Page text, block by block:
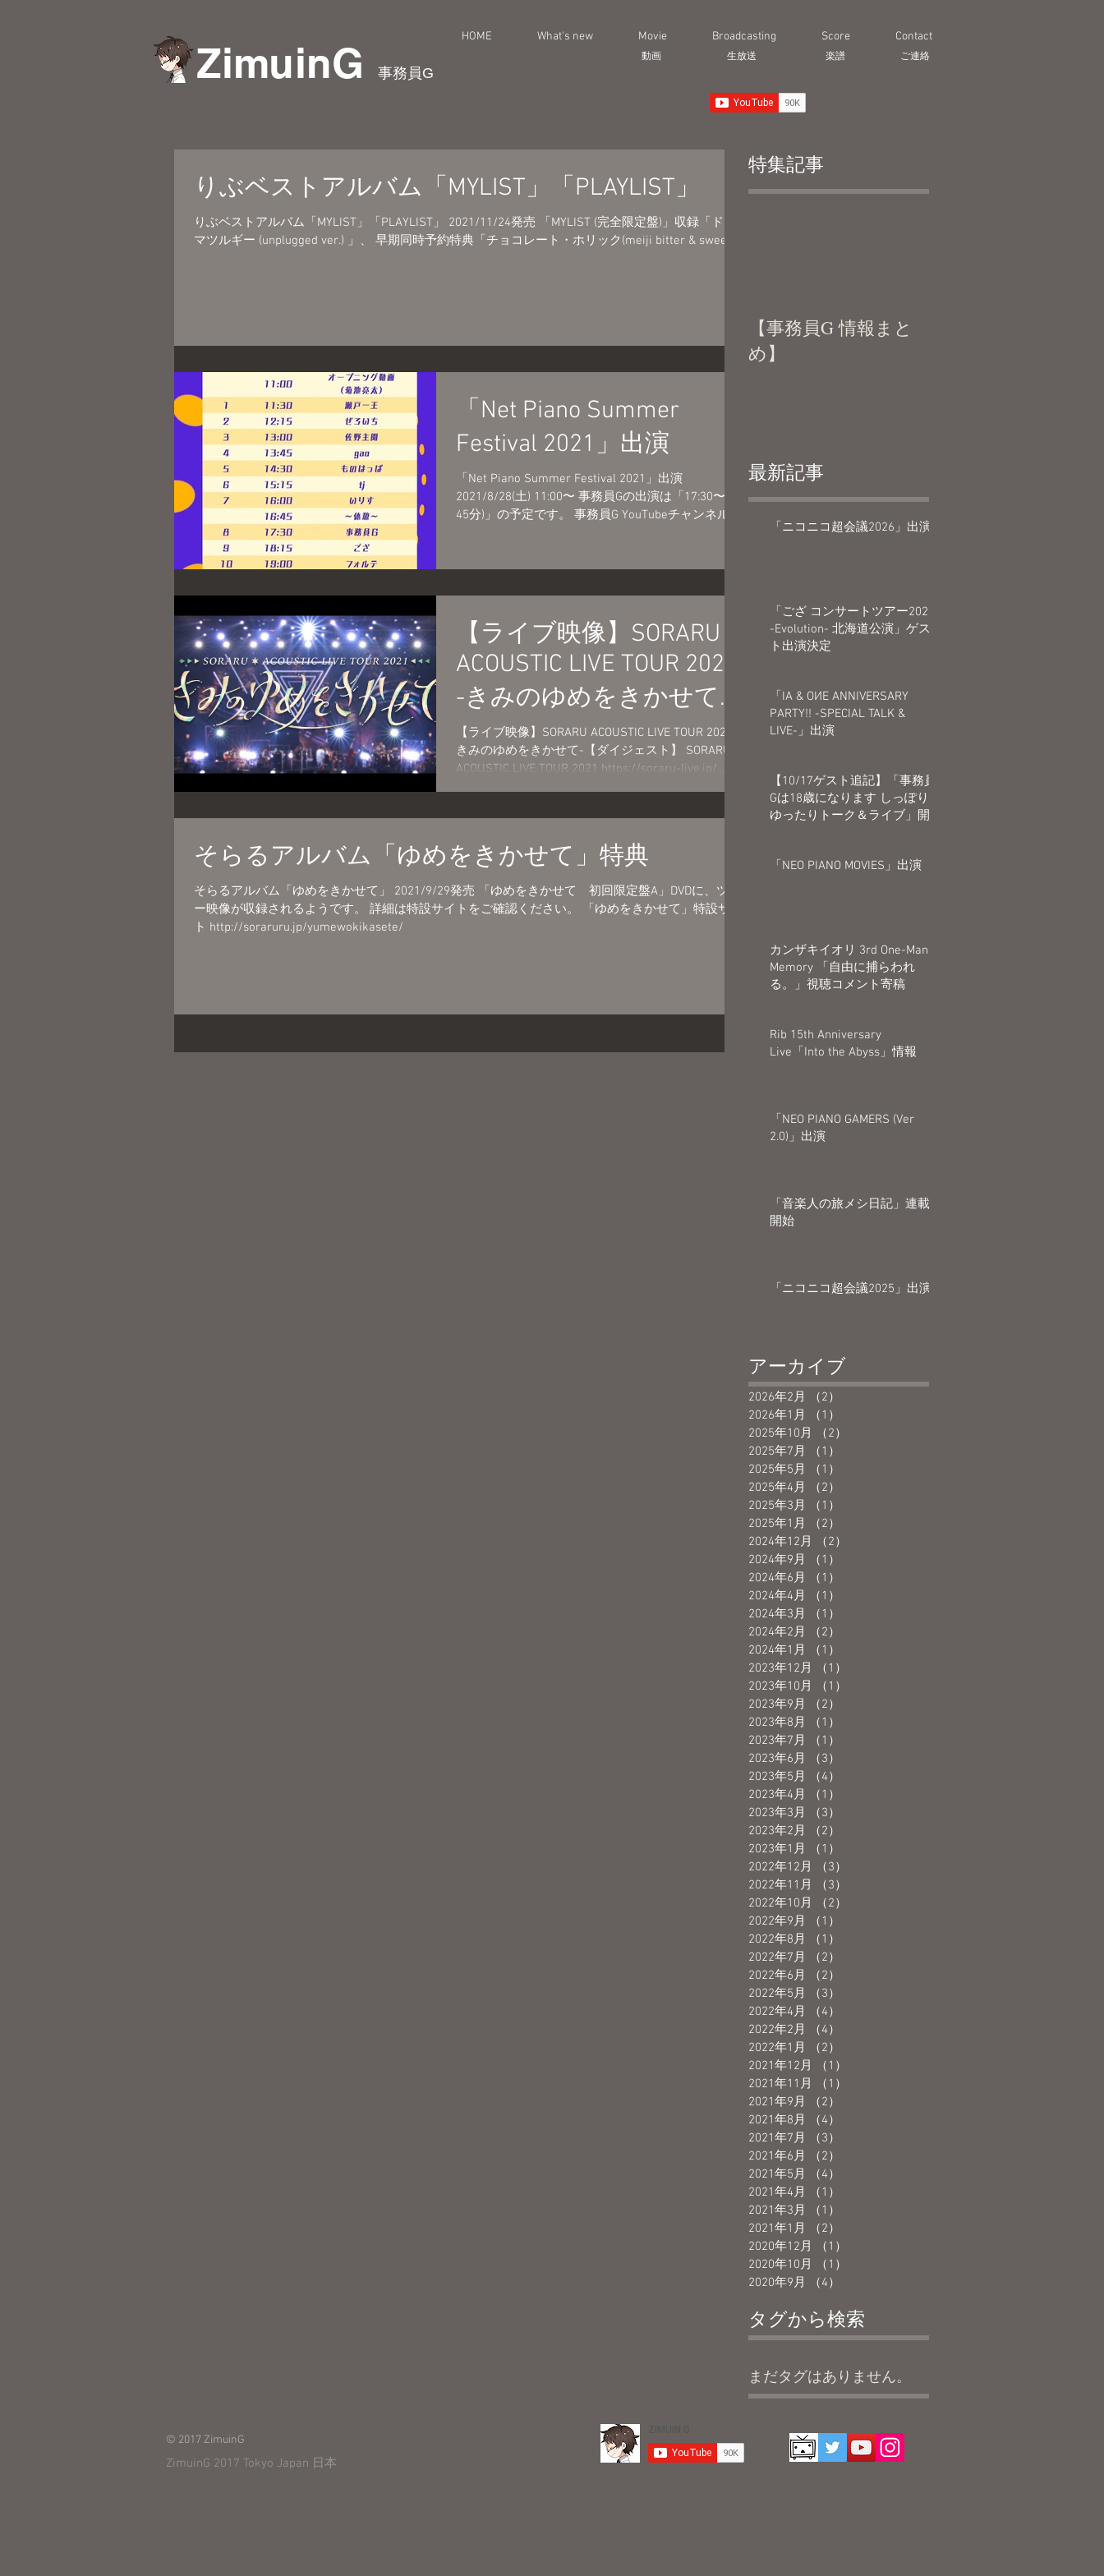
ZimuinG 事務員G
HOME What's new Movie Broadcasting Score Contact
動画 生放送 ​楽譜 ご連絡
りぶベストアルバム「MYLIST」「PLAYLIST」
りぶベストアルバム「MYLIST」「PLAYLIST」 2021/11/24発売 「MYLIST (完全限定盤)」収録「ドラ
マツルギー (unplugged ver.) 」、 早期同時予約特典「チョコレート・ホリック(meiji bitter & sweet...
「Net Piano Summer
Festival 2021」出演
「Net Piano Summer Festival 2021」出演
2021/8/28(土) 11:00〜 事務員Gの出演は「17:30〜 (約
45分)」の予定です。 事務員G YouTubeチャンネル
【ライブ映像】SORARU
ACOUSTIC LIVE TOUR 2021
-きみのゆめをきかせて-
【ダイジェスト】
【ライブ映像】SORARU ACOUSTIC LIVE TOUR 2021 -
きみのゆめをきかせて-【ダイジェスト】 SORARU
ACOUSTIC LIVE TOUR 2021 https://soraru-live.jp/...
そらるアルバム「ゆめをきかせて」特典
そらるアルバム「ゆめをきかせて」 2021/9/29発売 「ゆめをきかせて 初回限定盤A」DVDに、ツア
ー映像が収録されるようです。 詳細は特設サイトをご確認ください。 「ゆめをきかせて」特設サイ
ト http://soraruru.jp/yumewokikasete/
特集記事
【事務員G 情報まと
め】
最新記事
「ニコニコ超会議2026」出演
「ござ コンサートツアー2026
-Evolution- 北海道公演」ゲス
ト出演決定
「IA & OИE ANNIVERSARY
PARTY!! -SPECIAL TALK &
LIVE-」出演
【10/17ゲスト追記】「事務員
Gは18歳になります しっぽり
ゆったりトーク＆ライブ」開
「NEO PIANO MOVIES」出演
カンザキイオリ 3rd One-Man
Memory 「自由に捕らわれ
る。」視聴コメント寄稿
Rib 15th Anniversary
Live「Into the Abyss」情報
「NEO PIANO GAMERS (Ver
2.0)」出演
「音楽人の旅メシ日記」連載
開始
「ニコニコ超会議2025」出演
アーカイブ
2026年2月 （2）
2026年1月
（1）
2025年10月
（2）
2025年7月
（1）
2025年5月
（1）
2025年4月
（2）
2025年3月
（1）
2025年1月
（2）
2024年12月
（2）
2024年9月
（1）
2024年6月
（1）
2024年4月
（1）
2024年3月
（1）
2024年2月
（2）
2024年1月
（1）
2023年12月
（1）
2023年10月
（1）
2023年9月
（2）
2023年8月
（1）
2023年7月
（1）
2023年6月
（3）
2023年5月
（4）
2023年4月
（1）
2023年3月
（3）
2023年2月
（2）
2023年1月
（1）
2022年12月
（3）
2022年11月
（3）
2022年10月
（2）
2022年9月
（1）
2022年8月
（1）
2022年7月
（2）
2022年6月
（2）
2022年5月
（3）
2022年4月
（4）
2022年2月
（4）
2022年1月
（2）
2021年12月
（1）
2021年11月
（1）
2021年9月
（2）
2021年8月
（4）
2021年7月
（3）
2021年6月
（2）
2021年5月
（4）
2021年4月
（1）
2021年3月
（1）
2021年1月
（2）
2020年12月
（1）
2020年10月
（1）
2020年9月
（4）
タグから検索
まだタグはありません。
© 2017 ZimuinG
ZimuinG 2017 Tokyo Japan 日本